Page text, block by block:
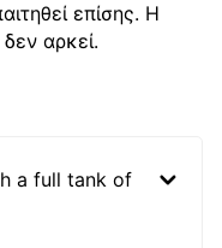
επίσης. Η
αρκεί.
a full tank of